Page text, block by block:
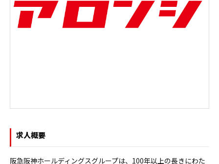
求人概要
阪急阪神ホールディングスグループは、100年以上の長きにわた